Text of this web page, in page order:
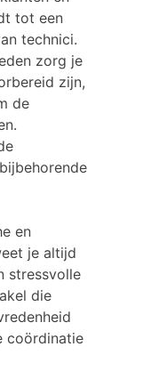
tot een
technici.
zorg je
zijn,
de
en
je altijd
stressvolle
die
coördinatie